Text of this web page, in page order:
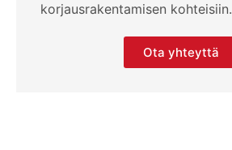
korjausrakentamisen kohteisiin.
Ota yhteyttä